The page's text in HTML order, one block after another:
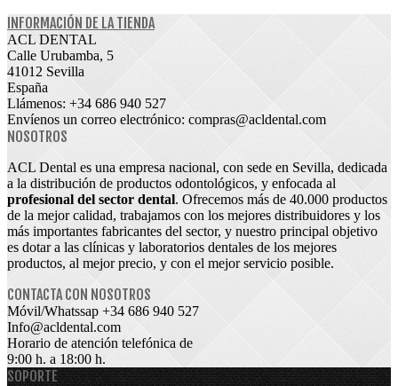
INFORMACIÓN DE LA TIENDA
ACL DENTAL
Calle Urubamba, 5
41012 Sevilla
España
Llámenos: +34 686 940 527
Envíenos un correo electrónico: compras@acldental.com
NOSOTROS
ACL Dental es una empresa nacional, con sede en Sevilla, dedicada
a la distribución de productos odontológicos, y enfocada al
profesional del sector dental. Ofrecemos más de 40.000 productos
de la mejor calidad, trabajamos con los mejores distribuidores y los
más importantes fabricantes del sector, y nuestro principal objetivo
es dotar a las clínicas y laboratorios dentales de los mejores
productos, al mejor precio, y con el mejor servicio posible.
CONTACTA CON NOSOTROS
Móvil/Whatssap +34 686 940 527
Info@acldental.com
Horario de atención telefónica de
9:00 h. a 18:00 h.
SOPORTE